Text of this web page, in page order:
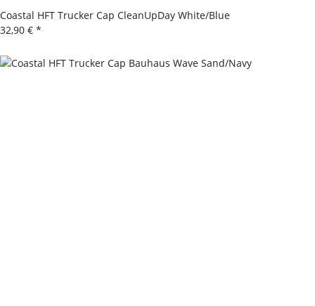
Coastal HFT Trucker Cap CleanUpDay White/Blue
32,90 € *